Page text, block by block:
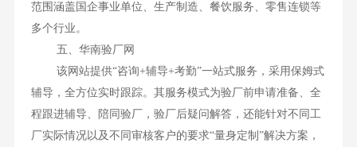
范围涵盖国企事业单位、生产制造、餐饮服务、零售连锁等
多个行业。
五、华南验厂网
该网站提供“咨询+辅导+考勤”一站式服务，采用保姆式
辅导，全方位实时跟踪。其服务模式为验厂前申请准备、全
程跟进辅导、陪同验厂，验厂后疑问解答，还能针对不同工
厂实际情况以及不同审核客户的要求“量身定制”解决方案，